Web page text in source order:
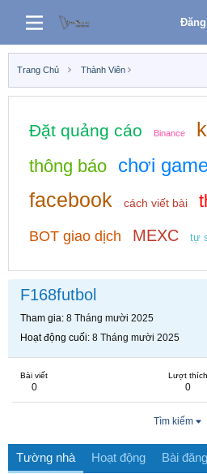
Trang Chủ Thành Viên
Đặt quảng cáo Binance
thông báo chơi
facebook cách viết bài
BOT giao dịch MEXC tự
F168futbol
Tham gia 8 Tháng mười 2025
Hoạt động cuối 8 Tháng mười 2025
Bài viết
0
Lượt thích
0
Tìm kiếm
Tường nhà Hoạt động Bài đăng